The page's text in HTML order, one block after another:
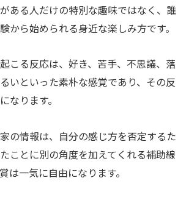
ある人だけの特別な趣味ではなく、誰
から始められる身近な楽しみ方です。
こる反応は、好き、苦手、不思議、落
いといった素朴な感覚であり、その反
なります。
の情報は、自分の感じ方を否定するた
ことに別の角度を加えてくれる補助線
は一気に自由になります。